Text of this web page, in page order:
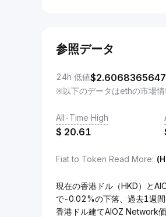
参照データ
24h 低値$
※以下のデータはethの市場情
All-Time High
$ 20.61
Fiat to Token Read More:
現在の香港ドル（HKD）と
で-0.02%の下落、過去1週
香港ドル建てAIOZ Network